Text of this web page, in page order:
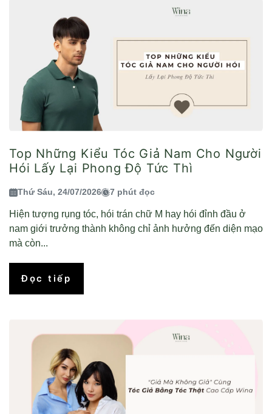
Top Những Kiểu Tóc Giả Nam Cho Người
Hói Lấy Lại Phong Độ Tức Thì
Thứ Sáu, 24/07/2026 7 phút đọc
Hiện tượng rụng tóc, hói trán chữ M hay hói đỉnh đầu ở
nam giới trưởng thành không chỉ ảnh hưởng đến diện mạo
mà còn...
Đọc tiếp